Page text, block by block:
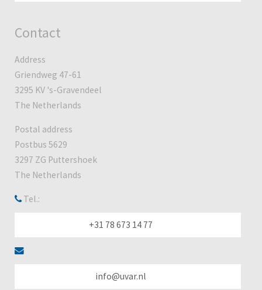
Contact
Address
Griendweg 47-61
3295 KV 's-Gravendeel
The Netherlands
Postal address
Postbus 5629
3297 ZG Puttershoek
The Netherlands
Tel.:
+31 78 673 14 77
info@uvar.nl